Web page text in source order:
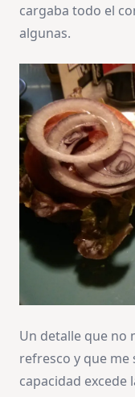
cargaba todo el
algunas.
Un detalle que no
refresco y que me
capacidad excede